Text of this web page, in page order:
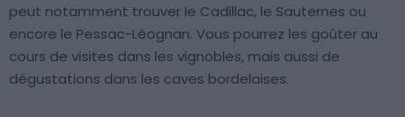
peut notamment trouver le Cadillac, le Sauternes ou
encore le Pessac-Léognan. Vous pourrez les goûter au
cours de visites dans les vignobles, mais aussi de
dégustations dans les caves bordelaises.